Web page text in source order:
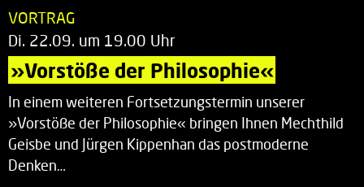
VORTRAG
Di. 22.09. um 19.00 Uhr
»Vorstöße der Philosophie«
In einem weiteren Fortsetzungstermin unserer
»Vorstöße der Philosophie« bringen Ihnen Mechthild
Geisbe und Jürgen Kippenhan das postmoderne
Denken…